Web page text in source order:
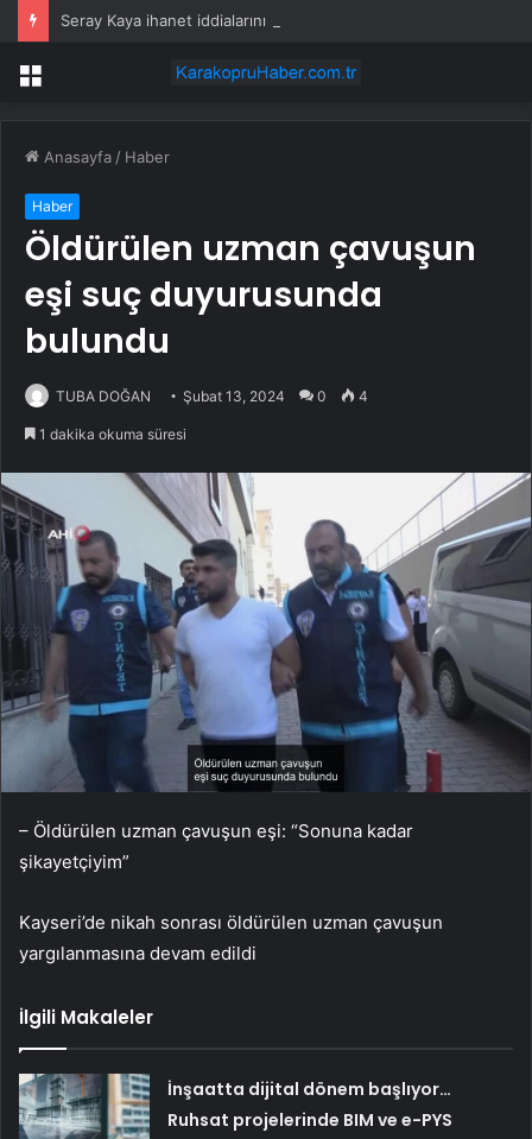
Menü
Anasayfa / Haber
Haber
Öldürülen uzman çavuşun
eşi suç duyurusunda
bulundu
TUBA DOĞAN Şubat 13, 2024 0 4
1 dakika okuma süresi
– Öldürülen uzman çavuşun eşi: “Sonuna kadar
şikayetçiyim”
Kayseri’de nikah sonrası öldürülen uzman çavuşun
yargılanmasına devam edildi
İlgili Makaleler
İnşaatta dijital dönem başlıyor…
Ruhsat projelerinde BIM ve e-PYS